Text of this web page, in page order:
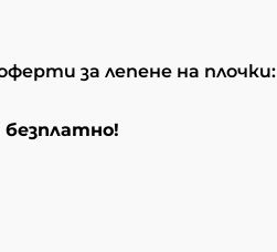
за лепене на плочки:
безплатно!